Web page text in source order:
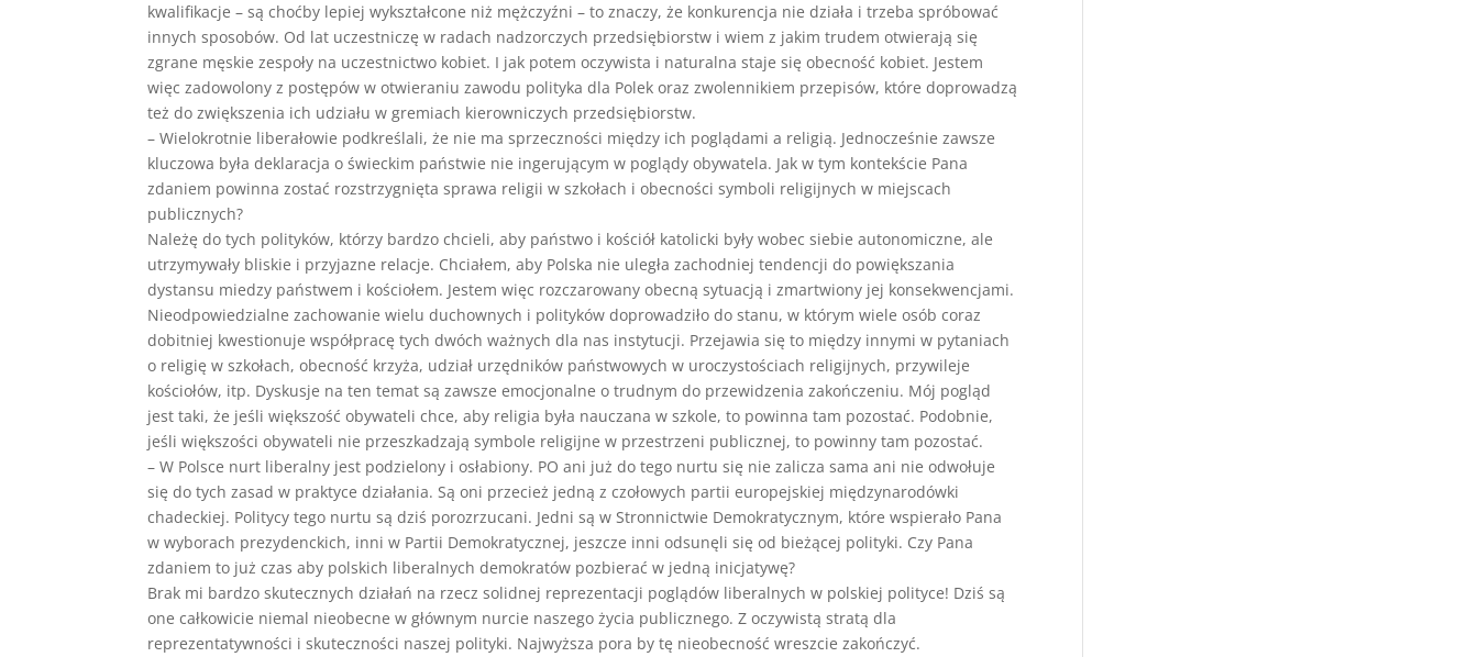
kwalifikacje – są choćby lepiej wykształcone niż mężczyźni – to znaczy, że konkurencja nie działa i trzeba spróbować
innych sposobów. Od lat uczestniczę w radach nadzorczych przedsiębiorstw i wiem z jakim trudem otwierają się
zgrane męskie zespoły na uczestnictwo kobiet. I jak potem oczywista i naturalna staje się obecność kobiet. Jestem
więc zadowolony z postępów w otwieraniu zawodu polityka dla Polek oraz zwolennikiem przepisów, które doprowadzą
też do zwiększenia ich udziału w gremiach kierowniczych przedsiębiorstw.
– Wielokrotnie liberałowie podkreślali, że nie ma sprzeczności między ich poglądami a religią. Jednocześnie zawsze
kluczowa była deklaracja o świeckim państwie nie ingerującym w poglądy obywatela. Jak w tym kontekście Pana
zdaniem powinna zostać rozstrzygnięta sprawa religii w szkołach i obecności symboli religijnych w miejscach
publicznych?
Należę do tych polityków, którzy bardzo chcieli, aby państwo i kościół katolicki były wobec siebie autonomiczne, ale
utrzymywały bliskie i przyjazne relacje. Chciałem, aby Polska nie uległa zachodniej tendencji do powiększania
dystansu miedzy państwem i kościołem. Jestem więc rozczarowany obecną sytuacją i zmartwiony jej konsekwencjami.
Nieodpowiedzialne zachowanie wielu duchownych i polityków doprowadziło do stanu, w którym wiele osób coraz
dobitniej kwestionuje współpracę tych dwóch ważnych dla nas instytucji. Przejawia się to między innymi w pytaniach
o religię w szkołach, obecność krzyża, udział urzędników państwowych w uroczystościach religijnych, przywileje
kościołów, itp. Dyskusje na ten temat są zawsze emocjonalne o trudnym do przewidzenia zakończeniu. Mój pogląd
jest taki, że jeśli większość obywateli chce, aby religia była nauczana w szkole, to powinna tam pozostać. Podobnie,
jeśli większości obywateli nie przeszkadzają symbole religijne w przestrzeni publicznej, to powinny tam pozostać.
– W Polsce nurt liberalny jest podzielony i osłabiony. PO ani już do tego nurtu się nie zalicza sama ani nie odwołuje
się do tych zasad w praktyce działania. Są oni przecież jedną z czołowych partii europejskiej międzynarodówki
chadeckiej. Politycy tego nurtu są dziś porozrzucani. Jedni są w Stronnictwie Demokratycznym, które wspierało Pana
w wyborach prezydenckich, inni w Partii Demokratycznej, jeszcze inni odsunęli się od bieżącej polityki. Czy Pana
zdaniem to już czas aby polskich liberalnych demokratów pozbierać w jedną inicjatywę?
Brak mi bardzo skutecznych działań na rzecz solidnej reprezentacji poglądów liberalnych w polskiej polityce! Dziś są
one całkowicie niemal nieobecne w głównym nurcie naszego życia publicznego. Z oczywistą stratą dla
reprezentatywności i skuteczności naszej polityki. Najwyższa pora by tę nieobecność wreszcie zakończyć.